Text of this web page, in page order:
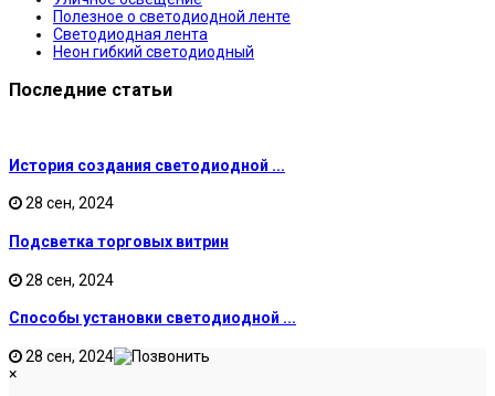
Полезное о светодиодной ленте
Светодиодная лента
Неон гибкий светодиодный
Последние статьи
История создания светодиодной ...
28 сен, 2024
Подсветка торговых витрин
28 сен, 2024
Способы установки светодиодной ...
28 сен, 2024
×